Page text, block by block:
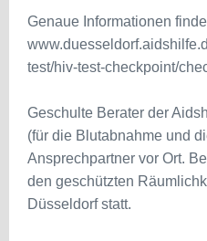
Genaue Informationen
test/hiv-test-checkpoint/
Geschulte Berater der
(für die Blutabnahme und
Ansprechpartner vor Ort.
den geschützten
Düsseldorf statt.